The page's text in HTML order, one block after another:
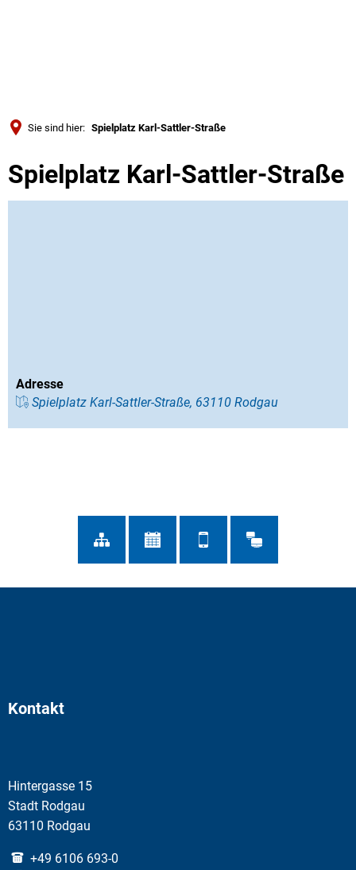
Български
Sie sind hier: Spielplatz Karl-Sattler-Straße
Spielplatz Karl-Sattler-Straße
Adresse
Spielplatz Karl-Sattler-Straße, 63110 Rodgau
Kontakt
Hintergasse 15
Stadt Rodgau
63110 Rodgau
+49 6106 693-0